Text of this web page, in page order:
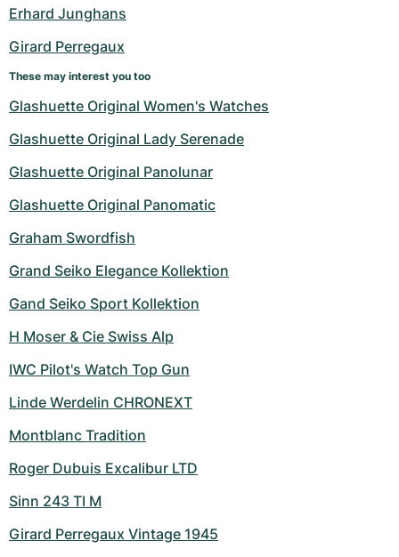
Erhard Junghans
Girard Perregaux
These may interest you too
Glashuette Original Women's Watches
Glashuette Original Lady Serenade
Glashuette Original Panolunar
Glashuette Original Panomatic
Graham Swordfish
Grand Seiko Elegance Kollektion
Gand Seiko Sport Kollektion
H Moser & Cie Swiss Alp
IWC Pilot's Watch Top Gun
Linde Werdelin CHRONEXT
Montblanc Tradition
Roger Dubuis Excalibur LTD
Sinn 243 TI M
Girard Perregaux Vintage 1945